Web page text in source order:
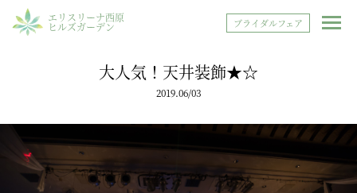
エリスリーナ西原
ヒルズガーデン ブライダルフェア
大人気！天井装飾★☆
2019.06/03